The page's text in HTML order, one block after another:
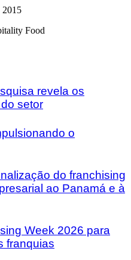
revela os
setor
o
do franchising
ao Panamá e à
Week 2026 para
franquias